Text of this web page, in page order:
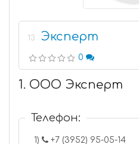
13 Эксперт
0
1. ООО Эксперт
Телефон:
1)
+7 (3952) 95-05-14